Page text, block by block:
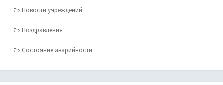
Новости учреждений
Поздравления
Состояние аварийности